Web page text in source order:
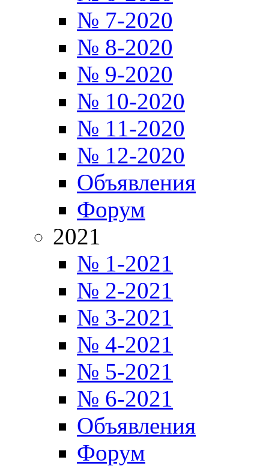
№ 7-2020
№ 8-2020
№ 9-2020
№ 10-2020
№ 11-2020
№ 12-2020
Объявления
Форум
2021
№ 1-2021
№ 2-2021
№ 3-2021
№ 4-2021
№ 5-2021
№ 6-2021
Объявления
Форум